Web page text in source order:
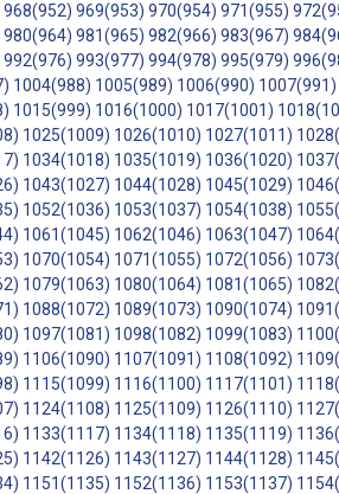
968(952) 969(953) 970(954) 971(955)
980(964) 981(965) 982(966) 983(967)
992(976) 993(977) 994(978) 995(979)
1004(988) 1005(989) 1006(990) 1007(991)
1015(999) 1016(1000) 1017(1001)
1025(1009) 1026(1010) 1027(1011)
1034(1018) 1035(1019) 1036(1020)
1043(1027) 1044(1028) 1045(1029)
1052(1036) 1053(1037) 1054(1038)
1061(1045) 1062(1046) 1063(1047)
1070(1054) 1071(1055) 1072(1056)
1079(1063) 1080(1064) 1081(1065)
1088(1072) 1089(1073) 1090(1074)
1097(1081) 1098(1082) 1099(1083)
1106(1090) 1107(1091) 1108(1092)
1115(1099) 1116(1100) 1117(1101)
1124(1108) 1125(1109) 1126(1110)
1133(1117) 1134(1118) 1135(1119)
1142(1126) 1143(1127) 1144(1128)
1151(1135) 1152(1136) 1153(1137)